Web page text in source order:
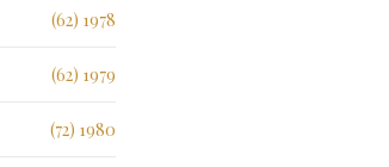
1978 (62)
1979 (62)
1980 (72)